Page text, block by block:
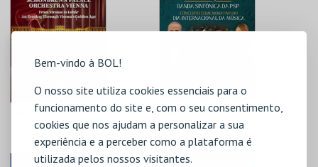
Bem-vindo à BOL!
O nosso site utiliza cookies essenciais para o
funcionamento do site e, com o seu consentimento,
cookies que nos ajudam a personalizar a sua
experiência e a perceber como a plataforma é
utilizada pelos nossos visitantes.
MAIS INFO
COMPRAR
MAIS INFO
MÚSICA |
SCHÖNBRUNN
ORCHESTRA
VIENNA
C.CULTURAL CALDAS
MÚSICA | "
CONCERTO
CELEBRAÇÃO DIA
DA MÚSICA "
C.CULTURAL CALDAS